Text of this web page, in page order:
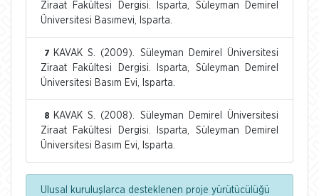
Ziraat Fakültesi Dergisi. Isparta, Süleyman Demirel
Üniversitesi Basımevi, Isparta.
7
KAVAK S. (2009). Süleyman Demirel Üniversitesi
Ziraat Fakültesi Dergisi. Isparta, Süleyman Demirel
Üniversitesi Basım Evi, Isparta.
8
KAVAK S. (2008). Süleyman Demirel Üniversitesi
Ziraat Fakültesi Dergisi. Isparta, Süleyman Demirel
Üniversitesi Basım Evi, Isparta.
Ulusal kuruluşlarca desteklenen proje yürütücülüğü